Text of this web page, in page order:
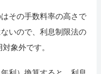
査定依頼
その手数料率の高さで
いので、利息制限法の
象外です。